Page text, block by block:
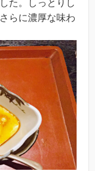
た。しっとりし
らに濃厚な味わ